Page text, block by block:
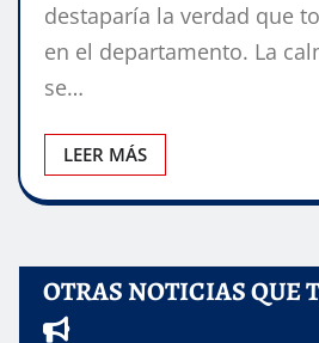
destaparía la verdad que
en el departamento. La
se…
LEER MÁS
OTRAS NOTICIAS QUE